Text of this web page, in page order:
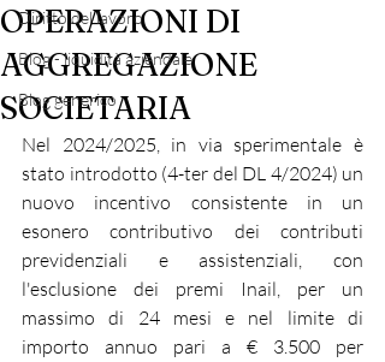
Diritto del lavoro
Blog - liquidità aziendale
Blog generico
OPERAZIONI DI
AGGREGAZIONE
SOCIETARIA
Nel 2024/2025, in via sperimentale è
stato introdotto (4-ter del DL 4/2024) un
nuovo incentivo consistente in un
esonero contributivo dei contributi
previdenziali e assistenziali, con
l'esclusione dei premi Inail, per un
massimo di 24 mesi e nel limite di
importo annuo pari a € 3.500 per